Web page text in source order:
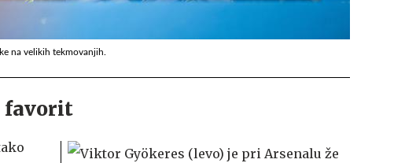
na velikih tekmovanjih.
favorit